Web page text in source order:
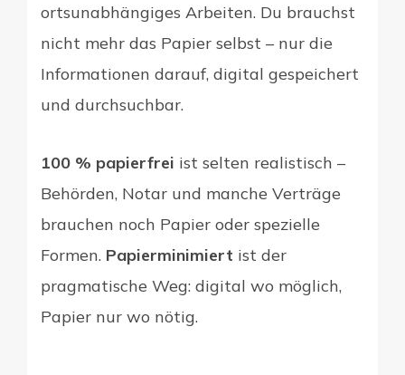
ortsunabhängiges Arbeiten. Du brauchst
nicht mehr das Papier selbst – nur die
Informationen darauf, digital gespeichert
und durchsuchbar.
100 % papierfrei ist selten realistisch –
Behörden, Notar und manche Verträge
brauchen noch Papier oder spezielle
Formen. Papierminimiert ist der
pragmatische Weg: digital wo möglich,
Papier nur wo nötig.